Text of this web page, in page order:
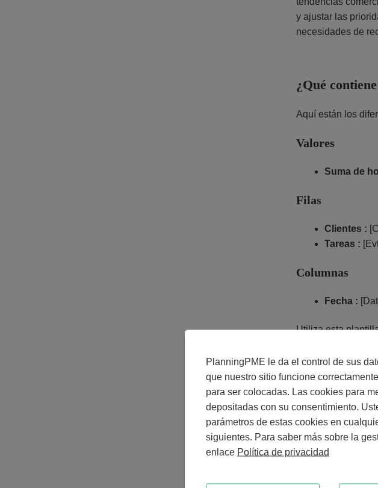
y ajustar las
necesidades de
¿Qué
Aquí están los
Valores
Suma de
Filas
Clientes :
Tareas :
Columnas
Fecha :
Utiliza esta
seguimiento
filtros con campos
Genera
Este informe de
software
PlanningPME le da el control de sus
que nuestro sitio funcione
para ser colocadas. Las cookies para
depositadas con su consentimiento.
parámetros de estas cookies en
siguientes. Para saber más sobre la
enlace Política de privacidad